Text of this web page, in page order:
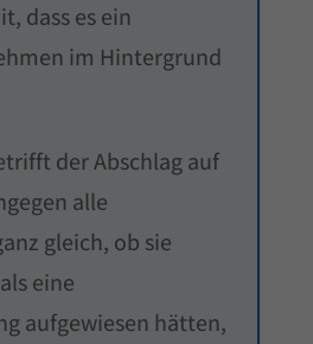
dass es ein
im Hintergrund
der Abschlag auf
alle
gleich, ob sie
eine
aufgewiesen hätten,